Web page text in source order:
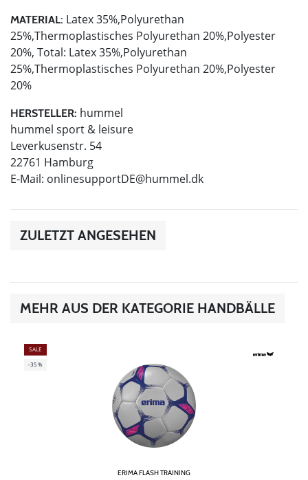
MATERIAL: Latex 35%,Polyurethan
25%,Thermoplastisches Polyurethan 20%,Polyester
20%, Total: Latex 35%,Polyurethan
25%,Thermoplastisches Polyurethan 20%,Polyester
20%
HERSTELLER: hummel
hummel sport & leisure
Leverkusenstr. 54
22761 Hamburg
E-Mail: onlinesupportDE@hummel.dk
ZULETZT ANGESEHEN
MEHR AUS DER KATEGORIE HANDBÄLLE
SALE
-35%
ERIMA FLASH TRAINING